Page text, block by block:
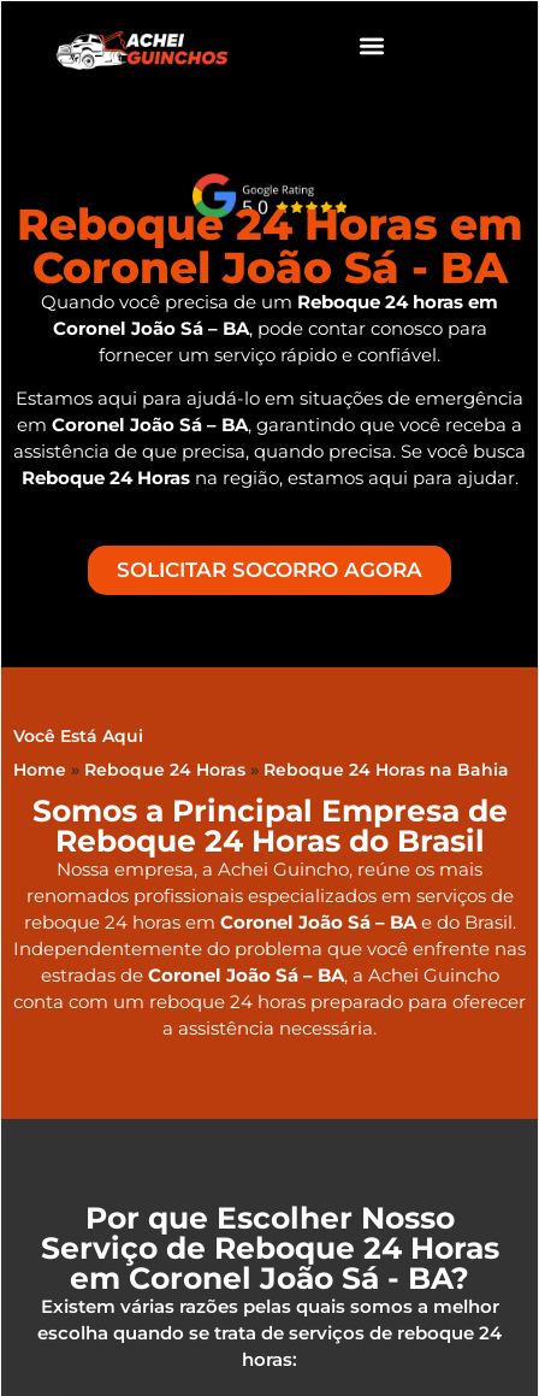
Reboque 24 Horas em
Coronel João Sá - BA
Quando você precisa de um Reboque 24 horas em
Coronel João Sá – BA, pode contar conosco para
fornecer um serviço rápido e confiável.
Estamos aqui para ajudá-lo em situações de emergência
em Coronel João Sá – BA, garantindo que você receba a
assistência de que precisa, quando precisa. Se você busca
Reboque 24 Horasna região, estamos aqui para ajudar.
SOLICITAR SOCORRO AGORA
Você Está Aqui
Home » Reboque 24 Horas » Reboque 24 Horas na Bahia
Somos a Principal Empresa de
Reboque 24 Horas do Brasil
Nossa empresa, a Achei Guincho, reúne os mais
renomados profissionais especializados em serviços de
reboque 24 horas em Coronel João Sá – BAe do Brasil.
Independentemente do problema que você enfrente nas
estradas de Coronel João Sá – BA, a Achei Guincho
conta com um reboque 24 horas preparado para oferecer
a assistência necessária.
Por que Escolher Nosso
Serviço de Reboque 24 Horas
em Coronel João Sá - BA?
Existem várias razões pelas quais somos a melhor
escolha quando se trata de serviços de reboque 24
horas: